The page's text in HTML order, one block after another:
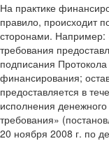
На практике
правило, происходит
сторонами. Например:
требования
подписания
финансирования;
предоставляется в
исполнения денежного
требования»
20 ноября 2008 г. по